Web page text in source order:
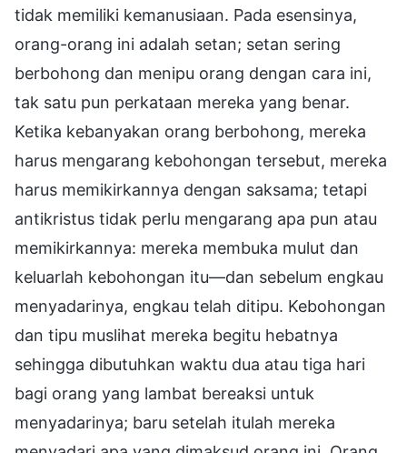
tidak memiliki kemanusiaan. Pada esensinya,
orang-orang ini adalah setan; setan sering
berbohong dan menipu orang dengan cara ini,
tak satu pun perkataan mereka yang benar.
Ketika kebanyakan orang berbohong, mereka
harus mengarang kebohongan tersebut, mereka
harus memikirkannya dengan saksama; tetapi
antikristus tidak perlu mengarang apa pun atau
memikirkannya: mereka membuka mulut dan
keluarlah kebohongan itu—dan sebelum engkau
menyadarinya, engkau telah ditipu. Kebohongan
dan tipu muslihat mereka begitu hebatnya
sehingga dibutuhkan waktu dua atau tiga hari
bagi orang yang lambat bereaksi untuk
menyadarinya; baru setelah itulah mereka